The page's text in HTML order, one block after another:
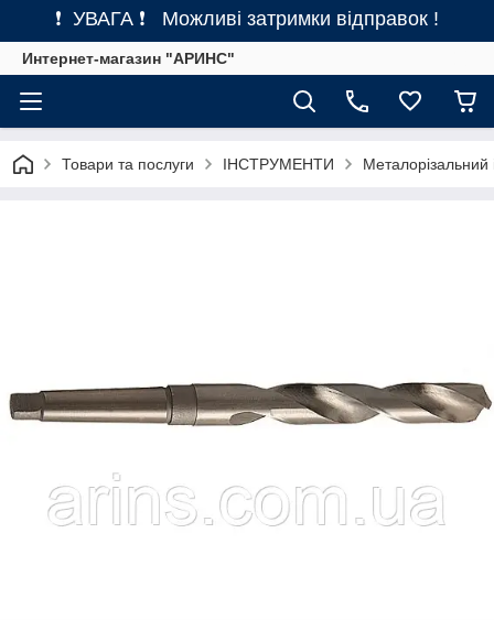
❗ УВАГА ❗ Можливі затримки відправок !
Интернет-магазин "АРИНС"
Товари та послуги ІНСТРУМЕНТИ Металорізальний